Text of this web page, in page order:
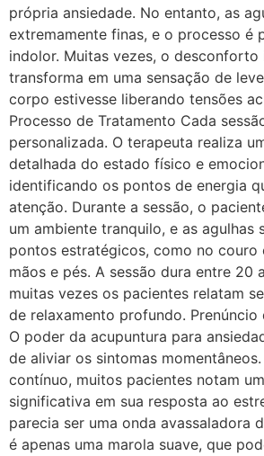
própria ansiedade. No entanto, as
extremamente finas, e o processo é
indolor. Muitas vezes, o desconforto
transforma em uma sensação de
corpo estivesse liberando tensões
Processo de Tratamento Cada
personalizada. O terapeuta realiza
detalhada do estado físico e
identificando os pontos de energia
atenção. Durante a sessão, o
um ambiente tranquilo, e as agulhas
pontos estratégicos, como no couro
mãos e pés. A sessão dura entre 20
muitas vezes os pacientes relatam
de relaxamento profundo. Prenúncio
O poder da acupuntura para
de aliviar os sintomas
contínuo, muitos pacientes notam
significativa em sua resposta ao
parecia ser uma onda avassaladora
é apenas uma marola suave, que